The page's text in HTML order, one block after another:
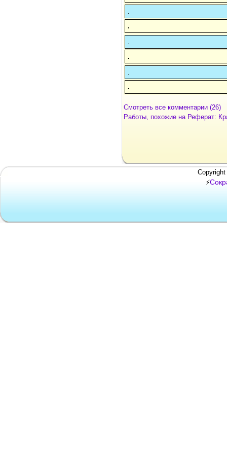
.
.
.
Смотреть все комментарии (26)
Работы, похожие на Реферат:
⚡